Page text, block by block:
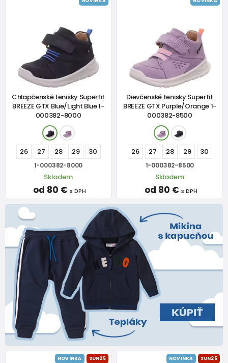
Chlapčenské tenisky Superfit
BREEZE GTX Blue/Light Blue 1-
000382-8000
26 27 28 29 30
1-000382-8000
Skladem
od 80 € s DPH
Dievčenské tenisky Superfit
BREEZE GTX Purple/Orange 1-
000382-8500
26 27 28 29 30
1-000382-8500
Skladem
od 80 € s DPH
NOVINKA SUN25 NOVINKA SUN25